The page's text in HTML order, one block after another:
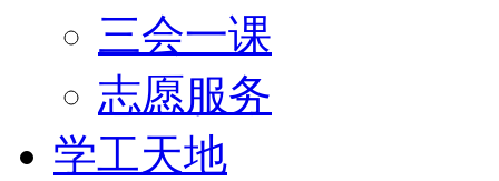
三会一课
志愿服务
学工天地